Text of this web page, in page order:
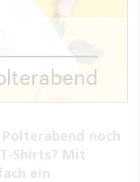
noch
Shirts? Mit
ein